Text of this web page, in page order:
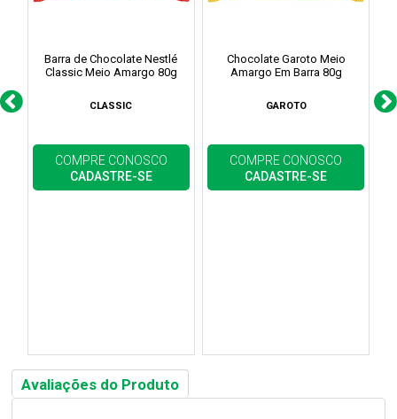
Barra de Chocolate Nestlé
Classic Meio Amargo 80g
CLASSIC
COMPRE CONOSCO
CADASTRE-SE
Chocolate Garoto Meio
Amargo Em Barra 80g
GAROTO
COMPRE CONOSCO
CADASTRE-SE
Avaliações do Produto